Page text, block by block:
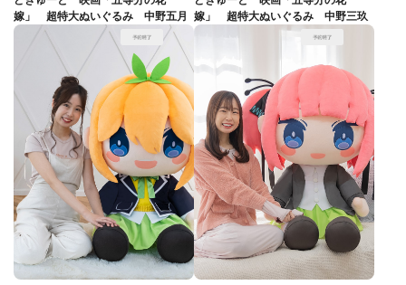
嫁」 超特大ぬいぐるみ 中野五月 嫁」 超特大ぬいぐるみ 中野三玖